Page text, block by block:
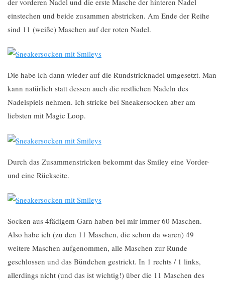
einstechen und beide zusammen abstricken. Am Ende der Reihe
sind 11 (weiße) Maschen auf der roten Nadel.
Die habe ich dann wieder auf die Rundstricknadel umgesetzt. Man
kann natürlich statt dessen auch die restlichen Nadeln des
Nadelspiels nehmen. Ich stricke bei Sneakersocken aber am
liebsten mit Magic Loop.
Durch das Zusammenstricken bekommt das Smiley eine Vorder-
und eine Rückseite.
Socken aus 4fädigem Garn haben bei mir immer 60 Maschen.
Also habe ich (zu den 11 Maschen, die schon da waren) 49
weitere Maschen aufgenommen, alle Maschen zur Runde
geschlossen und das Bündchen gestrickt. In 1 rechts / 1 links,
allerdings nicht (und das ist wichtig!) über die 11 Maschen des